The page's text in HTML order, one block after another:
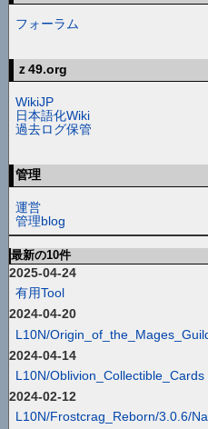
フォーラム
ｚ49.org
WikiJP
日本語化Wiki
過去ログ保管
管理
運営
管理blog
最新の10件
2025-04-24
有用Tool
2024-04-20
L10N/
2024-04-14
L10N/Oblivion_Collectible_Cards
2024-02-12
L10N/Frostcrag_Reborn/3.0.6/